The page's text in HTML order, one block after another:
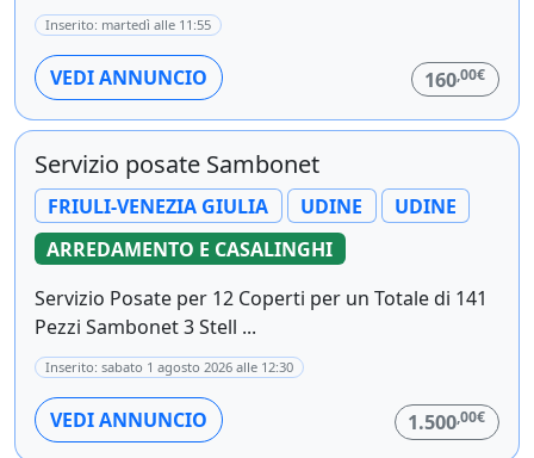
Inserito: martedì alle 11:55
VEDI ANNUNCIO 160,00€
Servizio posate Sambonet
FRIULI-VENEZIA GIULIA UDINE
UDINE
ARREDAMENTO E CASALINGHI
Servizio Posate per 12 Coperti per un Totale di 141
Pezzi Sambonet 3 Stell ...
Inserito: sabato 1 agosto 2026 alle 12:30
VEDI ANNUNCIO 1.500,00€